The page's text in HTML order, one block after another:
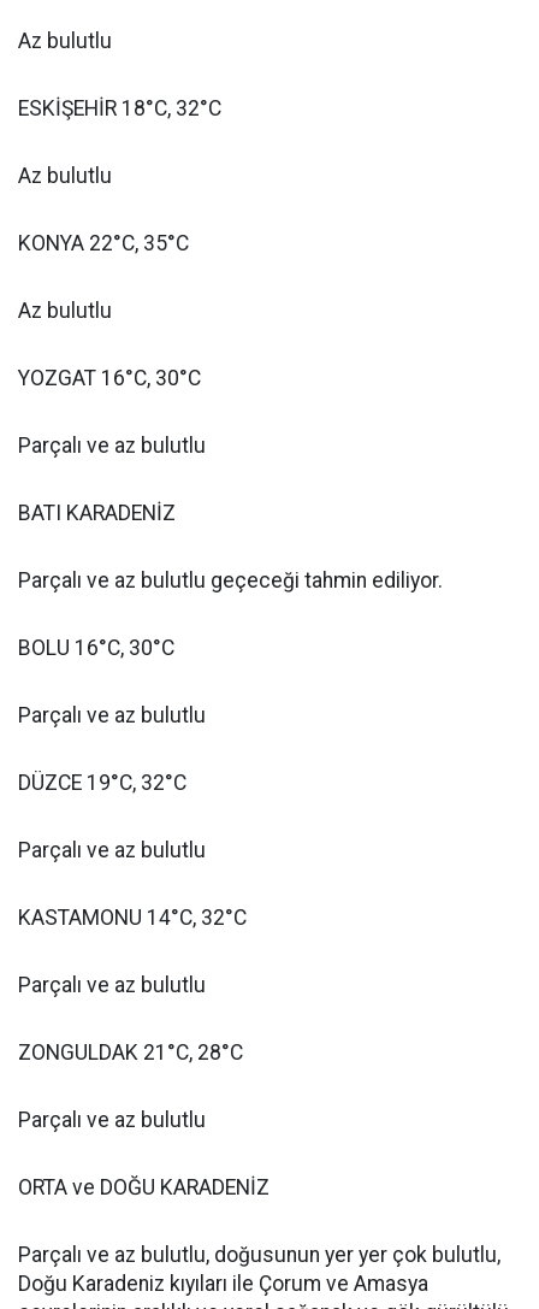
Az bulutlu
ESKİŞEHİR 18°C, 32°C
Az bulutlu
KONYA 22°C, 35°C
Az bulutlu
YOZGAT 16°C, 30°C
Parçalı ve az bulutlu
BATI KARADENİZ
Parçalı ve az bulutlu geçeceği tahmin ediliyor.
BOLU 16°C, 30°C
Parçalı ve az bulutlu
DÜZCE 19°C, 32°C
Parçalı ve az bulutlu
KASTAMONU 14°C, 32°C
Parçalı ve az bulutlu
ZONGULDAK 21°C, 28°C
Parçalı ve az bulutlu
ORTA ve DOĞU KARADENİZ
Parçalı ve az bulutlu, doğusunun yer yer çok bulutlu,
Doğu Karadeniz kıyıları ile Çorum ve Amasya